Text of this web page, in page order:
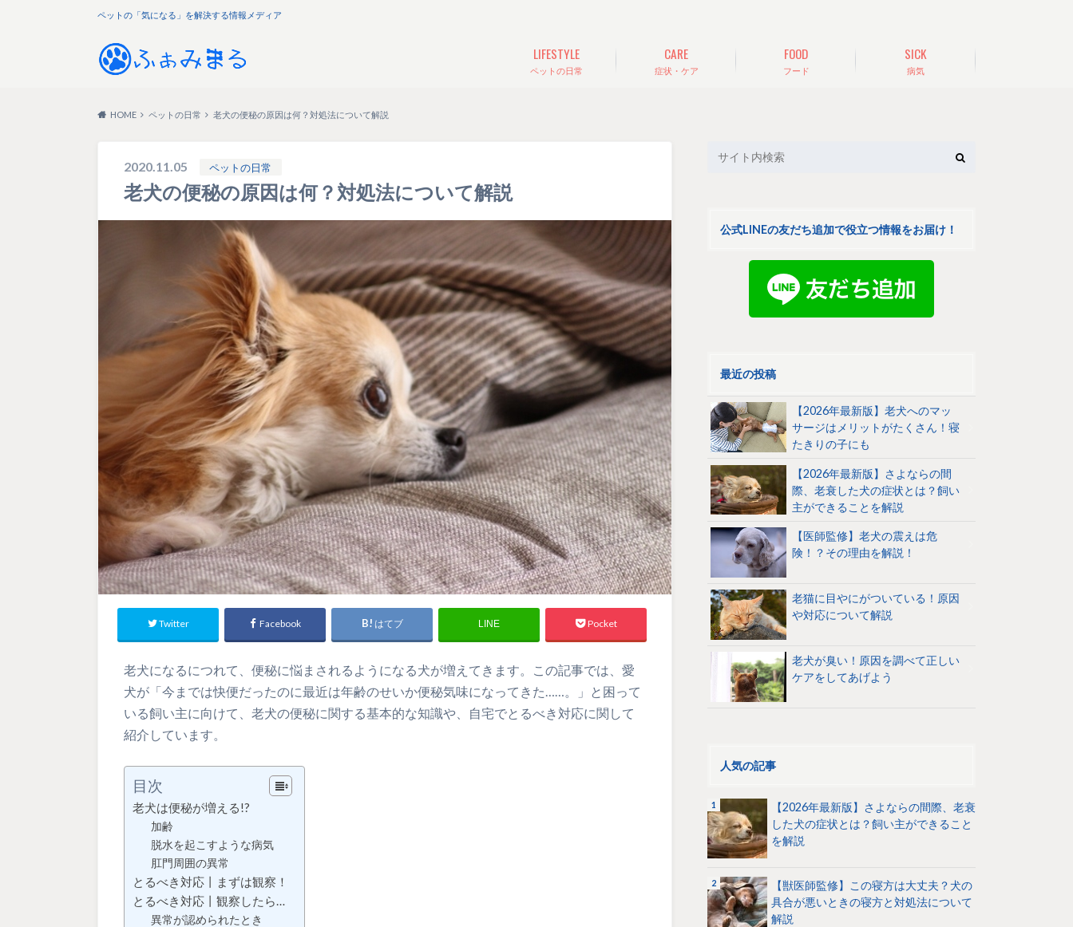
ペットの「気になる」を解決する情報メディア
ペットの日常
LIFESTYLE
症状・ケア
CARE
フード
FOOD
病気
SICK
HOME ペットの日常 老犬の便秘の原因は何？対処法について解説
2020.11.05 ペットの日常
老犬の便秘の原因は何？対処法について解説
Twitter Facebook はてブ LINE Pocket
老犬になるにつれて、便秘に悩まされるようになる犬が増えてきます。この記事では、愛
犬が「今までは快便だったのに最近は年齢のせいか便秘気味になってきた……。」と困って
いる飼い主に向けて、老犬の便秘に関する基本的な知識や、自宅でとるべき対応に関して
紹介しています。
目次
老犬は便秘が増える!?
加齢
脱水を起こすような病気
肛門周囲の異常
とるべき対応丨まずは観察！
とるべき対応丨観察したら…
異常が認められたとき
公式LINEの友だち追加で役立つ情報をお届け！
最近の投稿
【2026年最新版】老犬へのマッ
サージはメリットがたくさん！寝
たきりの子にも
【2026年最新版】さよならの間
際、老衰した犬の症状とは？飼い
主ができることを解説
【医師監修】老犬の震えは危
険！？その理由を解説！
老猫に目やにがついている！原因
や対応について解説
老犬が臭い！原因を調べて正しい
ケアをしてあげよう
人気の記事
【2026年最新版】さよならの間際、老衰
した犬の症状とは？飼い主ができること
を解説
【獣医師監修】この寝方は大丈夫？犬の
具合が悪いときの寝方と対処法について
解説